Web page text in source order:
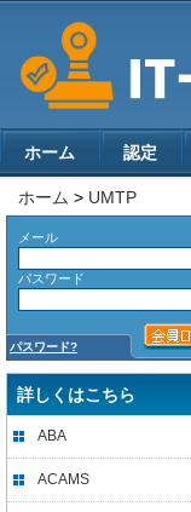
ホーム 認定
ホーム > UMTP
メール
パスワード
パスワード?
詳しくはこちら
ABA
ACAMS